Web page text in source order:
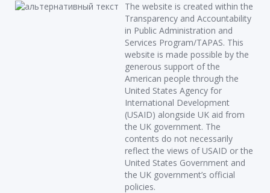
The website is created within the
Transparency and Accountability
in Public Administration and
Services Program/TAPAS. This
website is made possible by the
generous support of the
American people through the
United States Agency for
International Development
(USAID) alongside UK aid from
the UK government. The
contents do not necessarily
reflect the views of USAID or the
United States Government and
the UK government’s official
policies.